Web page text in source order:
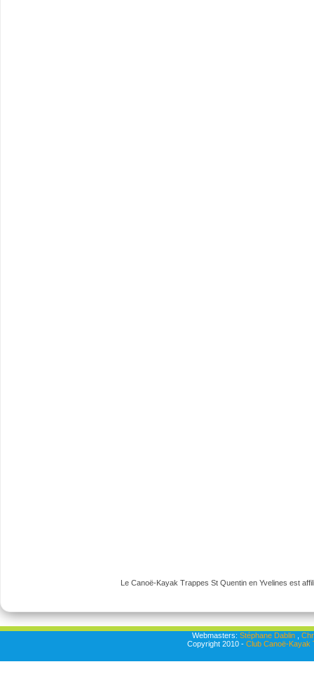
Le Canoë-Kayak Trappes St Quentin en Yvelines est
Webmasters: Stéphane Dablin,
Copyright 2010 - Club Canoë-Kayak